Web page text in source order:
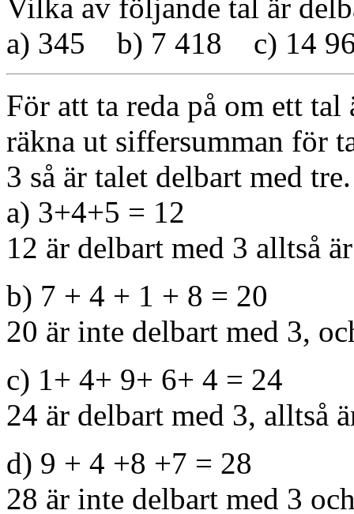
Vilka av följande tal är
a) 345 b) 7 418 c) 14
För att ta reda på om ett
räkna ut siffersumman för
3 så är talet delbart med tre.
a) 3+4+5 = 12
12 är delbart med 3 alltså
b) 7 + 4 + 1 + 8 = 20
20 är inte delbart med 3,
c) 1+ 4+ 9+ 6+ 4 = 24
24 är delbart med 3, alltså
d) 9 + 4 +8 +7 = 28
28 är inte delbart med 3